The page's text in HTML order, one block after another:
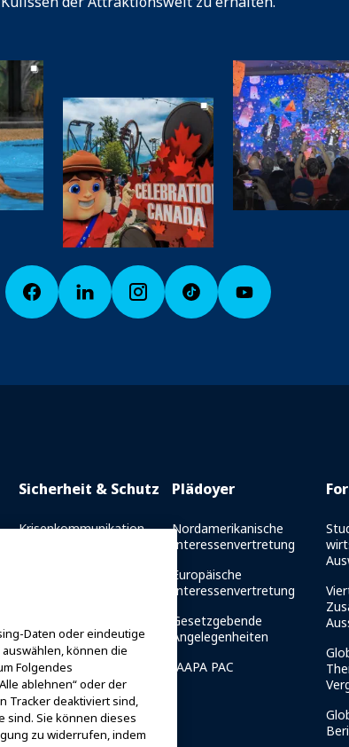
Sicherheit & Schutz
Krisenkommunikation
Sicherheit
Ressourcen für die
Sicherheit
Sicherheits- und
Schutznachrichten
Plädoyer
Nordamerikanische
Interessenvertretung
Europäische
Interessenvertretung
Gesetzgebende
Angelegenheiten
IAAPA PAC
Daten oder eindeutige
können die
Folgendes
ablehnen“ oder der
Tracker deaktiviert sind,
sind. Sie können dieses
zu widerrufen, indem